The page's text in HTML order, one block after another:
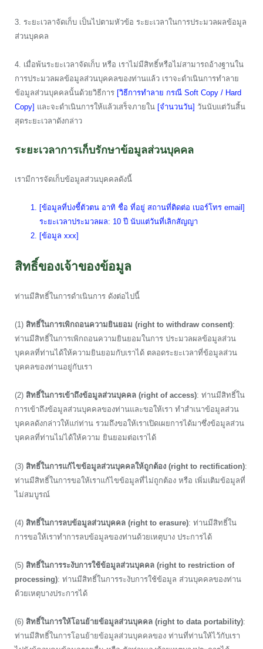
3. ระยะเวลาจัดเก็บ เป็นไปตามหัวข้อ ระยะเวลาในการประมวลผลข้อมูล
ส่วนบุคคล
4. เมื่อพ้นระยะเวลาจัดเก็บ หรือ เราไม่มีสิทธิ์หรือไม่สามารถอ้างฐานใน
การประมวลผลข้อมูลส่วนบุคคลของท่านแล้ว เราจะดำเนินการทำลาย
ข้อมูลส่วนบุคคลนั้นด้วยวิธีการ [วิธีการทำลาย กรณี Soft Copy / Hard
Copy] และจะดำเนินการให้แล้วเสร็จภายใน [จำนวนวัน] วันนับแต่วันสิ้น
สุดระยะเวลาดังกล่าว
ระยะเวลาการเก็บรักษาข้อมูลส่วนบุคคล
เรามีการจัดเก็บข้อมูลส่วนบุคคลดังนี้
[ข้อมูลที่บ่งชี้ตัวตน อาทิ ชื่อ ที่อยู่ สถานที่ติดต่อ เบอร์โทร email]
ระยะเวลาประมวลผล: 10 ปี นับแต่วันที่เลิกสัญญา
[ข้อมูล xxx]
สิทธิ์ของเจ้าของข้อมูล
ท่านมีสิทธิ์ในการดำเนินการ ดังต่อไปนี้
(1) สิทธิ์ในการเพิกถอนความยินยอม (right to withdraw consent):
ท่านมีสิทธิ์ในการเพิกถอนความยินยอมในการ ประมวลผลข้อมูลส่วน
บุคคลที่ท่านได้ให้ความยินยอมกับเราได้ ตลอดระยะเวลาที่ข้อมูลส่วน
บุคคลของท่านอยู่กับเรา
(2) สิทธิ์ในการเข้าถึงข้อมูลส่วนบุคคล (right of access): ท่านมีสิทธิ์ใน
การเข้าถึงข้อมูลส่วนบุคคลของท่านและขอให้เรา ทำสำเนาข้อมูลส่วน
บุคคลดังกล่าวให้แก่ท่าน รวมถึงขอให้เราเปิดเผยการได้มาซึ่งข้อมูลส่วน
บุคคลที่ท่านไม่ได้ให้ความ ยินยอมต่อเราได้
(3) สิทธิ์ในการแก้ไขข้อมูลส่วนบุคคลให้ถูกต้อง (right to rectification):
ท่านมีสิทธิ์ในการขอให้เราแก้ไขข้อมูลที่ไม่ถูกต้อง หรือ เพิ่มเติมข้อมูลที่
ไม่สมบูรณ์
(4) สิทธิ์ในการลบข้อมูลส่วนบุคคล (right to erasure): ท่านมีสิทธิ์ใน
การขอให้เราทำการลบข้อมูลของท่านด้วยเหตุบาง ประการได้
(5) สิทธิ์ในการระงับการใช้ข้อมูลส่วนบุคคล (right to restriction of
processing): ท่านมีสิทธิ์ในการระงับการใช้ข้อมูล ส่วนบุคคลของท่าน
ด้วยเหตุบางประการได้
(6) สิทธิ์ในการให้โอนย้ายข้อมูลส่วนบุคคล (right to data portability):
ท่านมีสิทธิ์ในการโอนย้ายข้อมูลส่วนบุคคลของ ท่านที่ท่านให้ไว้กับเรา